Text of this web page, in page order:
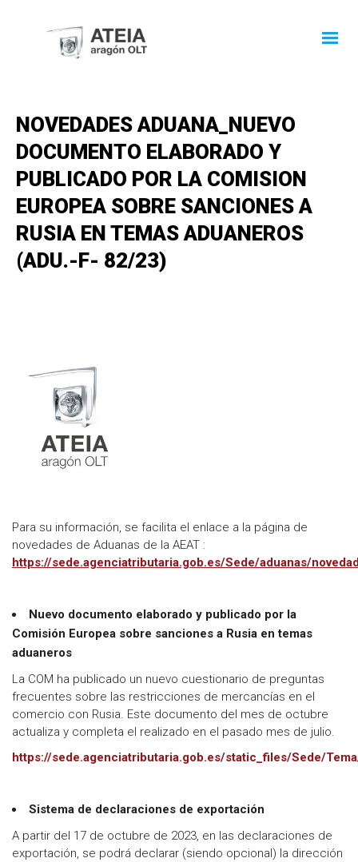
NOVEDADES ADUANA_NUEVO
DOCUMENTO ELABORADO Y
PUBLICADO POR LA COMISION
EUROPEA SOBRE SANCIONES A
RUSIA EN TEMAS ADUANEROS
(ADU.-F- 82/23)
Para su información, se facilita el enlace a la página de
novedades de Aduanas de la AEAT :
https://sede.agenciatributaria.gob.es/Sede/aduanas/
Nuevo documento elaborado y publicado por la
Comisión Europea sobre sanciones a Rusia en temas
aduaneros
La COM ha publicado un nuevo cuestionario de preguntas
frecuentes sobre las restricciones de mercancías en el
comercio con Rusia. Este documento del mes de octubre
actualiza y completa el realizado en el pasado mes de julio.
https://sede.agenciatributaria.gob.es/static_files/Sede/
Sistema de declaraciones de exportación
A partir del 17 de octubre de 2023, en las declaraciones de
exportación, se podrá declarar (siendo opcional) la dirección